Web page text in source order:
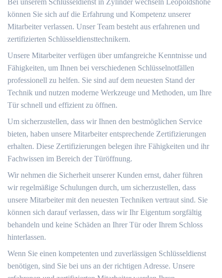
Bei unserem Schlüsseldienst in Zylinder wechseln Leopoldshöhe
können Sie sich auf die Erfahrung und Kompetenz unserer
Mitarbeiter verlassen. Unser Team besteht aus erfahrenen und
zertifizierten Schlüsseldiensttechnikern.​
Unsere Mitarbeiter verfügen über umfangreiche Kenntnisse und
Fähigkeiten, um Ihnen bei verschiedenen Schlüsselnotfällen
professionell zu helfen. Sie sind auf dem neuesten Stand der
Technik und nutzen moderne Werkzeuge und Methoden, um Ihre
Tür schnell und effizient zu öffnen.​
Um sicherzustellen, dass wir Ihnen den bestmöglichen Service
bieten, haben unsere Mitarbeiter entsprechende Zertifizierungen
erhalten.​ Diese Zertifizierungen belegen ihre Fähigkeiten und ihr
Fachwissen im Bereich der Türöffnung.​
Wir nehmen die Sicherheit unserer Kunden ernst, daher führen
wir regelmäßige Schulungen durch, um sicherzustellen, dass
unsere Mitarbeiter mit den neuesten Techniken vertraut sind.​ Sie
können sich darauf verlassen, dass wir Ihr Eigentum sorgfältig
behandeln und keine Schäden an Ihrer Tür oder Ihrem Schloss
hinterlassen.​
Wenn Sie einen kompetenten und zuverlässigen Schlüsseldienst
benötigen, sind Sie bei uns an der richtigen Adresse.​ Unsere